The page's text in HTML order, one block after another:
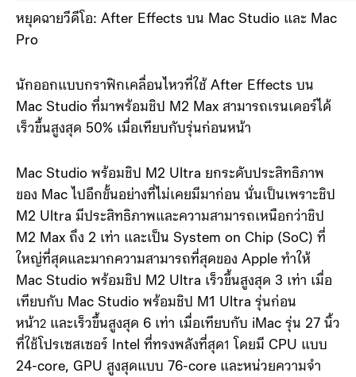
หยุดฉายวีดีโอ: After Effects บน Mac Studio และ Mac
Pro
นักออกแบบกราฟิกเคลื่อนไหวที่ใช้ After Effects บน
Mac Studio ที่มาพร้อมชิป M2 Max สามารถเรนเดอร์ได้
เร็วขึ้นสูงสุด 50% เมื่อเทียบกับรุ่นก่อนหน้า
Mac Studio พร้อมชิป M2 Ultra ยกระดับประสิทธิภาพ
ของ Mac ไปอีกขั้นอย่างที่ไม่เคยมีมาก่อน นั่นเป็นเพราะชิป
M2 Ultra มีประสิทธิภาพและความสามารถเหนือกว่าชิป
M2 Max ถึง 2 เท่า และเป็น System on Chip (SoC) ที่
ใหญ่ที่สุดและมากความสามารถที่สุดของ Apple ทำให้
Mac Studio พร้อมชิป M2 Ultra เร็วขึ้นสูงสุด 3 เท่า เมื่อ
เทียบกับ Mac Studio พร้อมชิป M1 Ultra รุ่นก่อน
หน้า2 และเร็วขึ้นสูงสุด 6 เท่า เมื่อเทียบกับ iMac รุ่น 27 นิ้ว
ที่ใช้โปรเซสเซอร์ Intel ที่ทรงพลังที่สุด1 โดยมี CPU แบบ
24-core, GPU สูงสุดแบบ 76-core และหน่วยความจำ